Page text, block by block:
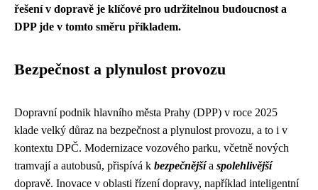
řešení v dopravě je klíčové pro udržitelnou budoucnost a
DPP jde v tomto směru příkladem.
Bezpečnost a plynulost provozu
Dopravní podnik hlavního města Prahy (DPP) v roce 2025
klade velký důraz na bezpečnost a plynulost provozu, a to i v
kontextu DPČ. Modernizace vozového parku, včetně nových
tramvají a autobusů, přispívá k bezpečnějšía spolehlivější
dopravě. Inovace v oblasti řízení dopravy, například inteligentní